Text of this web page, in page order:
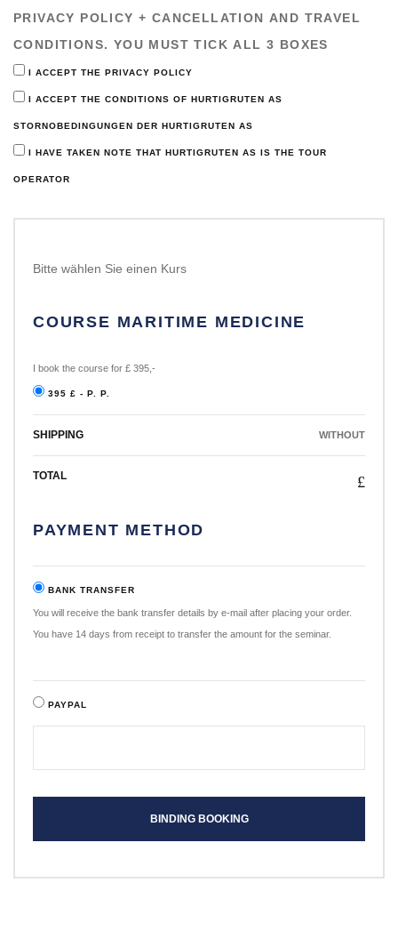
PRIVACY POLICY + CANCELLATION AND TRAVEL
CONDITIONS. YOU MUST TICK ALL 3 BOXES
I ACCEPT THE PRIVACY POLICY
I ACCEPT THE CONDITIONS OF HURTIGRUTEN AS
STORNOBEDINGUNGEN DER HURTIGRUTEN AS
I HAVE TAKEN NOTE THAT HURTIGRUTEN AS IS THE TOUR
OPERATOR
Bitte wählen Sie einen Kurs
COURSE MARITIME MEDICINE
I book the course for £ 395,-
395 £ - P. P.
SHIPPING WITHOUT
TOTAL £
PAYMENT METHOD
BANK TRANSFER
You will receive the bank transfer details by e-mail after placing your order.
You have 14 days from receipt to transfer the amount for the seminar.
PAYPAL
BINDING BOOKING